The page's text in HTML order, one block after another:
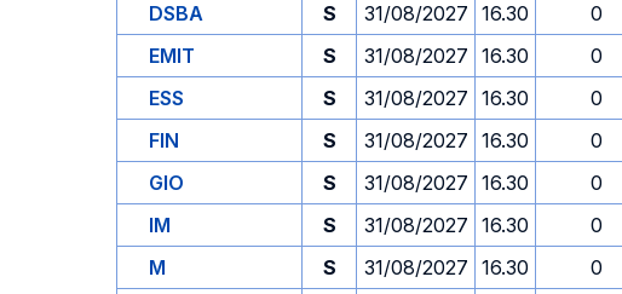
DSBA
S 31/08/2027 16.30 0
EMIT
S 31/08/2027 16.30 0
ESS
S 31/08/2027 16.30 0
FIN
S 31/08/2027 16.30 0
GIO
S 31/08/2027 16.30 0
IM
S 31/08/2027 16.30 0
M
S 31/08/2027 16.30 0